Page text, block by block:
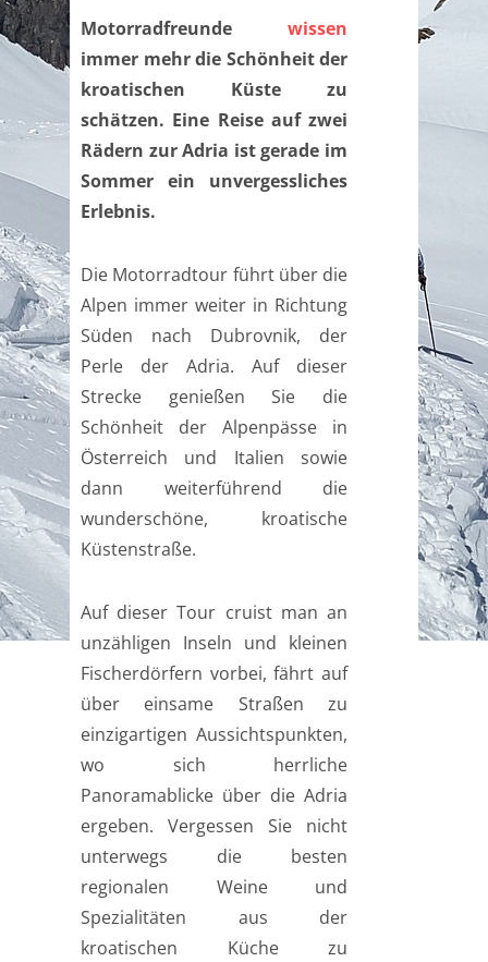
Motorradfreunde wissen
immer mehr die Schönheit der
kroatischen Küste zu
schätzen. Eine Reise auf zwei
Rädern zur Adria ist gerade im
Sommer ein unvergessliches
Erlebnis.
Die Motorradtour führt über die
Alpen immer weiter in Richtung
Süden nach Dubrovnik, der
Perle der Adria. Auf dieser
Strecke genießen Sie die
Schönheit der Alpenpässe in
Österreich und Italien sowie
dann weiterführend die
wunderschöne, kroatische
Küstenstraße.
Auf dieser Tour cruist man an
unzähligen Inseln und kleinen
Fischerdörfern vorbei, fährt auf
über einsame Straßen zu
einzigartigen Aussichtspunkten,
wo sich herrliche
Panoramablicke über die Adria
ergeben. Vergessen Sie nicht
unterwegs die besten
regionalen Weine und
Spezialitäten aus der
kroatischen Küche zu